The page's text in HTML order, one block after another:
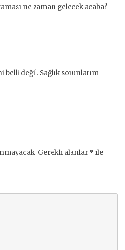
ne zaman gelecek acaba?
belli değil. Sağlık sorunlarım
Gerekli alanlar * ile